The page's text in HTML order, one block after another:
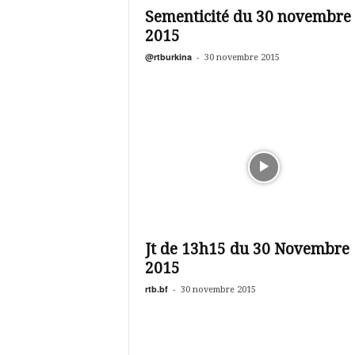
Sementicité du 30 novembre
2015
@rtburkina - 30 novembre 2015
Jt de 13h15 du 30 Novembre
2015
rtb.bf - 30 novembre 2015